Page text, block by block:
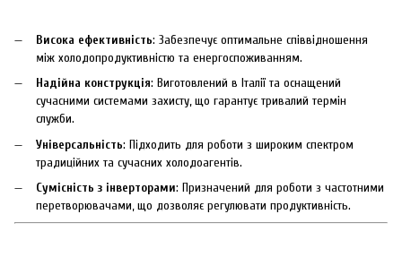
Висока ефективність: Забезпечує оптимальне співвідношення
між холодопродуктивністю та енергоспоживанням.
Надійна конструкція: Виготовлений в Італії та оснащений
сучасними системами захисту, що гарантує тривалий термін
служби.
Універсальність: Підходить для роботи з широким спектром
традиційних та сучасних холодоагентів.
Сумісність з інверторами: Призначений для роботи з частотними
перетворювачами, що дозволяє регулювати продуктивність.